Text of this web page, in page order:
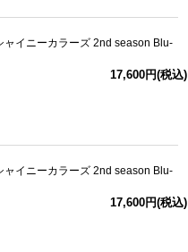
ャイニーカラーズ 2nd season Blu-
17,600円(税込)
ャイニーカラーズ 2nd season Blu-
17,600円(税込)